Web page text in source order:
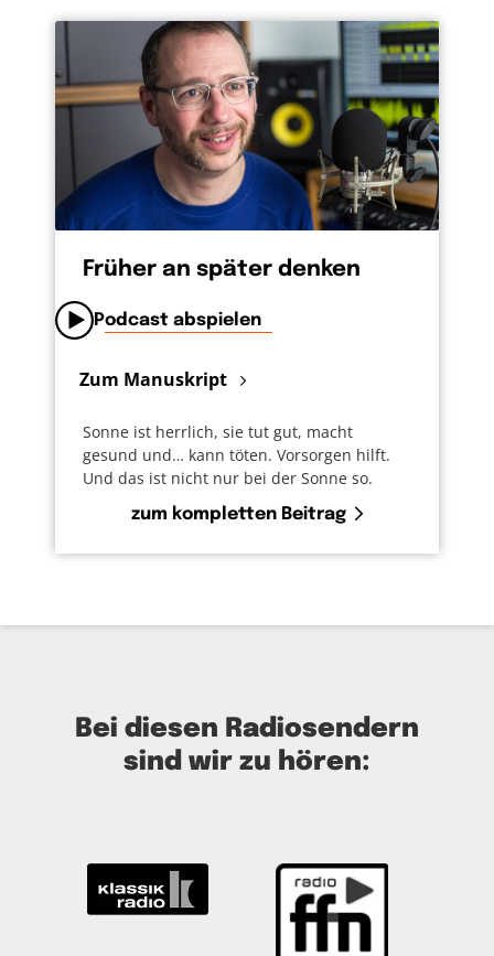
Früher an später denken
Podcast abspielen
Zum Manuskript
Sonne ist herrlich, sie tut gut, macht
gesund und… kann töten. Vorsorgen hilft.
Und das ist nicht nur bei der Sonne so.
zum kompletten Beitrag
Bei diesen Radiosendern
sind wir zu hören: